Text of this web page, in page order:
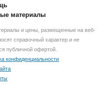
материалы
и цены, размещенные на веб-
справочный характер и не
публичной офертой.
конфиденциальности